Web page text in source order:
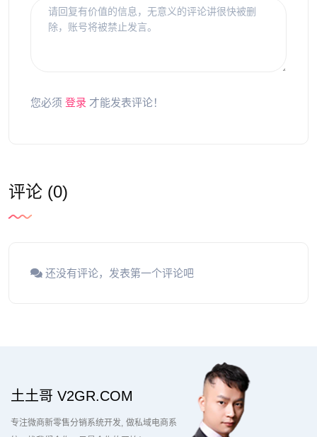
您必须 登录 才能发表评论！
评论 (0)
还没有评论，发表第一个评论吧
土土哥 V2GR.COM
专注微商新零售分销系统开发 做私域电商系